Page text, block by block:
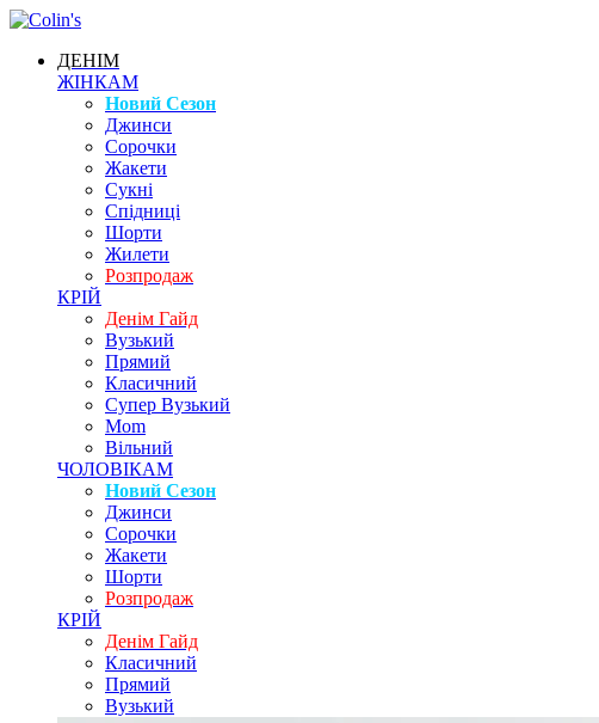
ДЕНІМ
ЖІНКАМ
Новий Сезон
Джинси
Сорочки
Жакети
Сукні
Спідниці
Шорти
Жилети
Розпродаж
КРІЙ
Денім Гайд
Вузький
Прямий
Класичний
Супер Вузький
Mom
Вільний
ЧОЛОВІКАМ
Новий Сезон
Джинси
Сорочки
Жакети
Шорти
Розпродаж
КРІЙ
Денім Гайд
Класичний
Прямий
Вузький